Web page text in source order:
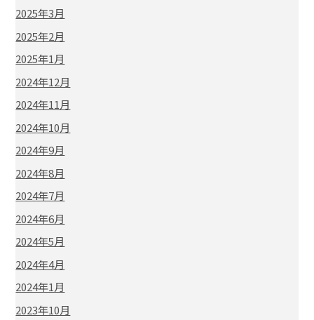
2025年3月
2025年2月
2025年1月
2024年12月
2024年11月
2024年10月
2024年9月
2024年8月
2024年7月
2024年6月
2024年5月
2024年4月
2024年1月
2023年10月